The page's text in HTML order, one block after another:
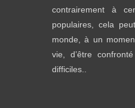
contrairement à
populaires, cela
monde, à un
vie, d’être
difficiles..